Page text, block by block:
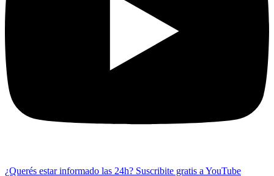
¿Querés estar informado las 24h? Suscribite gratis a YouTube